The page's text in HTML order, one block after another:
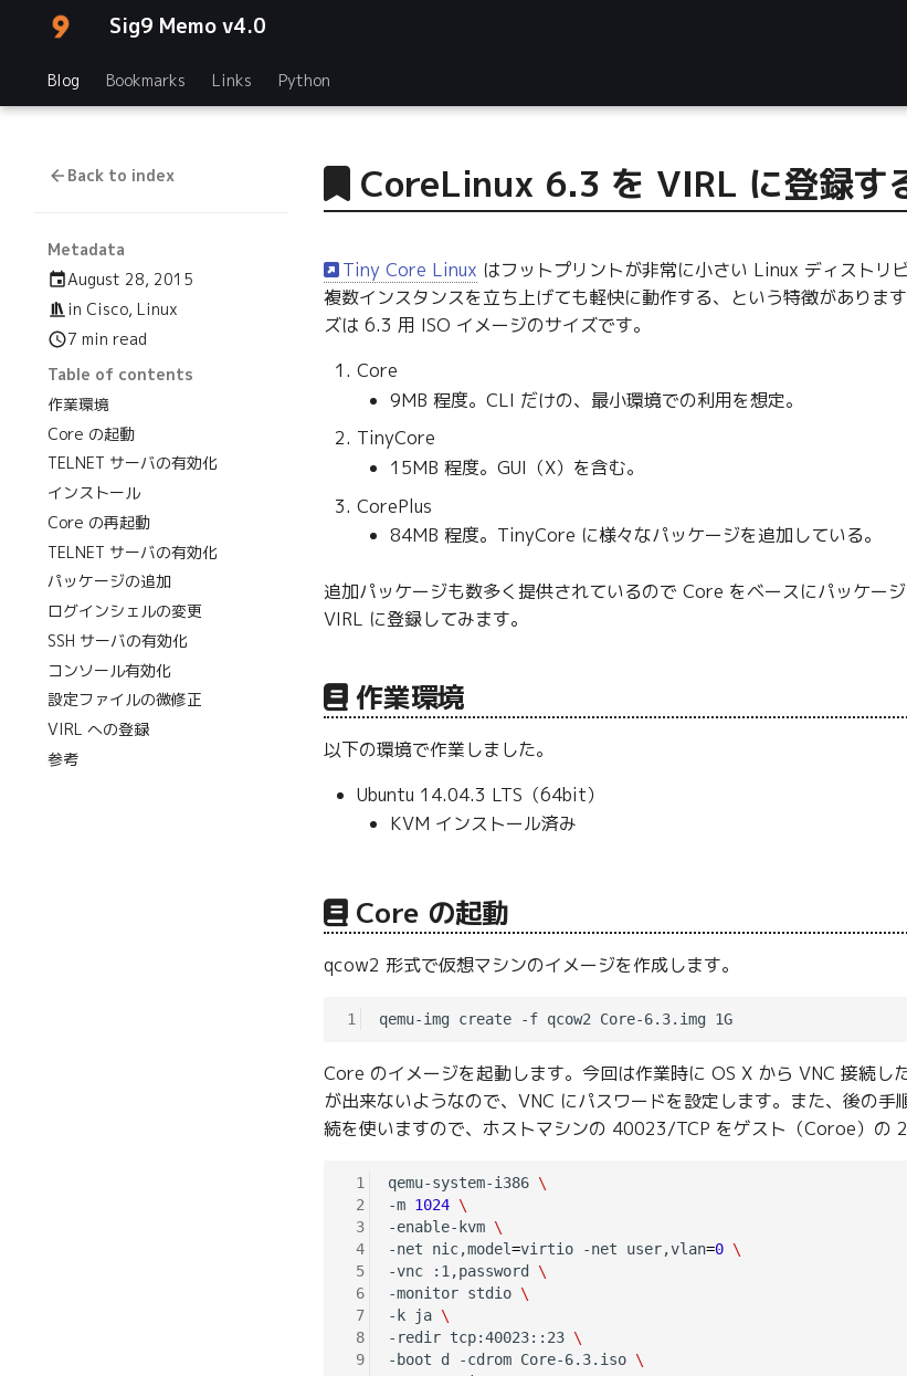
Sig9 Memo v4.0
Blog Bookmarks Links Python
Back to index
Metadata
August 28, 2015
in Cisco,Linux
7 min read
Table of contents
作業環境
Core の起動
TELNET サーバの有効化
インストール
Core の再起動
TELNET サーバの有効化
パッケージの追加
ログインシェルの変更
SSH サーバの有効化
コンソール有効化
設定ファイルの微修正
VIRL への登録
参考
CoreLinux 6.3 を VIRL に登録す
Tiny Core Linux はフットプリントが非常に小さい Linux ディストリ
複数インスタンスを立ち上げても軽快に動作する、という特徴がありま
ズは 6.3 用 ISO イメージのサイズです。
Core
9MB 程度。CLI だけの、最小環境での利用を想定。
TinyCore
15MB 程度。GUI（X）を含む。
CorePlus
84MB 程度。TinyCore に様々なパッケージを追加している。
追加パッケージも数多く提供されているので Core をベースにパッケー
VIRL に登録してみます。
作業環境
以下の環境で作業しました。
Ubuntu 14.04.3 LTS（64bit）
KVM インストール済み
Core の起動
qcow2 形式で仮想マシンのイメージを作成します。
1 qemu-img create -f qcow2 Core-6.3.img 1G
Core のイメージを起動します。今回は作業時に OS X から VNC 接続
が出来ないようなので、VNC にパスワードを設定します。また、後の
続を使いますので、ホストマシンの 40023/TCP をゲスト（Coroe）の
1
2
3
4
5
6
7
8
9
qemu-system-i386 \
-m 1024 \
-enable-kvm \
-net nic,model=virtio -net user,vlan=0 \
-vnc :1,password \
-monitor stdio \
-k ja \
-redir tcp:40023::23 \
-boot d -cdrom Core-6.3.iso \